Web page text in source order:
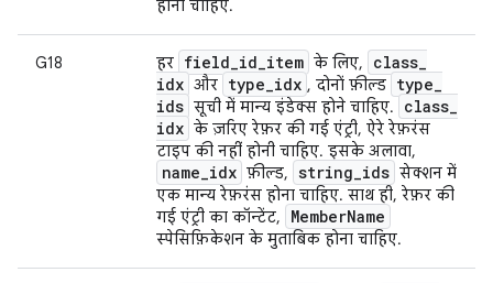
होनी चाहिए.
G18 हर field_id_item के लिए, class_
idx और type_idx , दोनों फ़ील्ड type_
ids सूची में मान्य इंडेक्स होने चाहिए. class_
idx के ज़रिए रेफ़र की गई एंट्री, ऐरे रेफ़रंस
टाइप की नहीं होनी चाहिए. इसके अलावा,
name_idx फ़ील्ड, string_ids सेक्शन में
एक मान्य रेफ़रंस होना चाहिए. साथ ही, रेफ़र की
गई एंट्री का कॉन्टेंट,
MemberName
स्पेसिफ़िकेशन के मुताबिक होना चाहिए.